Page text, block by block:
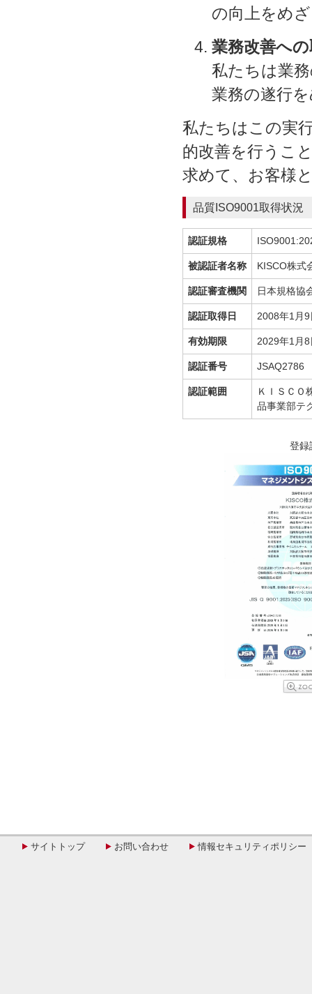
の向上をめ
業務改善へ
私たちは業
業務の遂行
私たちはこの実
的改善を行うこ
求めて、お客様
品質ISO9001取得状況
認証規格
被認証者名称 KISCO株式
認証審査機関 日本規格協
認証取得日 2008年1月9
有効期限 2029年1月8
認証番号 JSAQ2786
認証範囲
ＫＩＳＣＯ
品事業部テ
登録
サイトトップ お問い合わせ 情報セキュリティポリシー